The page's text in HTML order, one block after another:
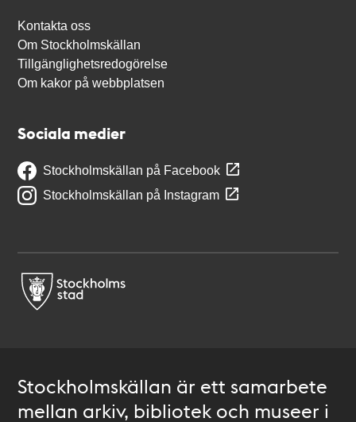
Kontakta oss
Om Stockholmskällan
Tillgänglighetsredogörelse
Om kakor på webbplatsen
Sociala medier
Stockholmskällan på Facebook
Stockholmskällan på Instagram
Stockholmskällan är ett samarbete
mellan arkiv, bibliotek och museer i